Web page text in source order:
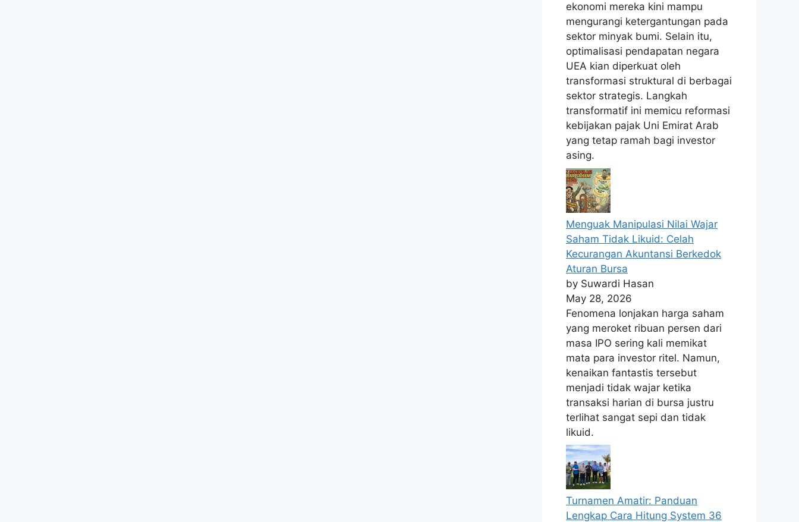
ekonomi mereka kini mampu
mengurangi ketergantungan pada
sektor minyak bumi. Selain itu,
optimalisasi pendapatan negara
UEA kian diperkuat oleh
transformasi struktural di berbagai
sektor strategis. Langkah
transformatif ini memicu reformasi
kebijakan pajak Uni Emirat Arab
yang tetap ramah bagi investor
asing.
Menguak Manipulasi Nilai Wajar
Saham Tidak Likuid: Celah
Kecurangan Akuntansi Berkedok
Aturan Bursa
by Suwardi Hasan
May 28, 2026
Fenomena lonjakan harga saham
yang meroket ribuan persen dari
masa IPO sering kali memikat
mata para investor ritel. Namun,
kenaikan fantastis tersebut
menjadi tidak wajar ketika
transaksi harian di bursa justru
terlihat sangat sepi dan tidak
likuid.
Turnamen Amatir: Panduan
Lengkap Cara Hitung System 36